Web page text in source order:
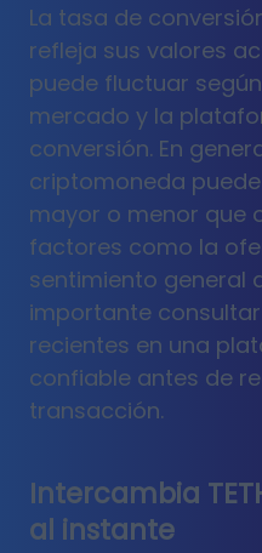
La tasa de
refleja sus valores
puede fluctuar
mercado y la
conversión. En
criptomoneda
mayor o menor que
factores como la
sentimiento general
importante
recientes en una
confiable antes de
transacción.
Intercambia
al instante